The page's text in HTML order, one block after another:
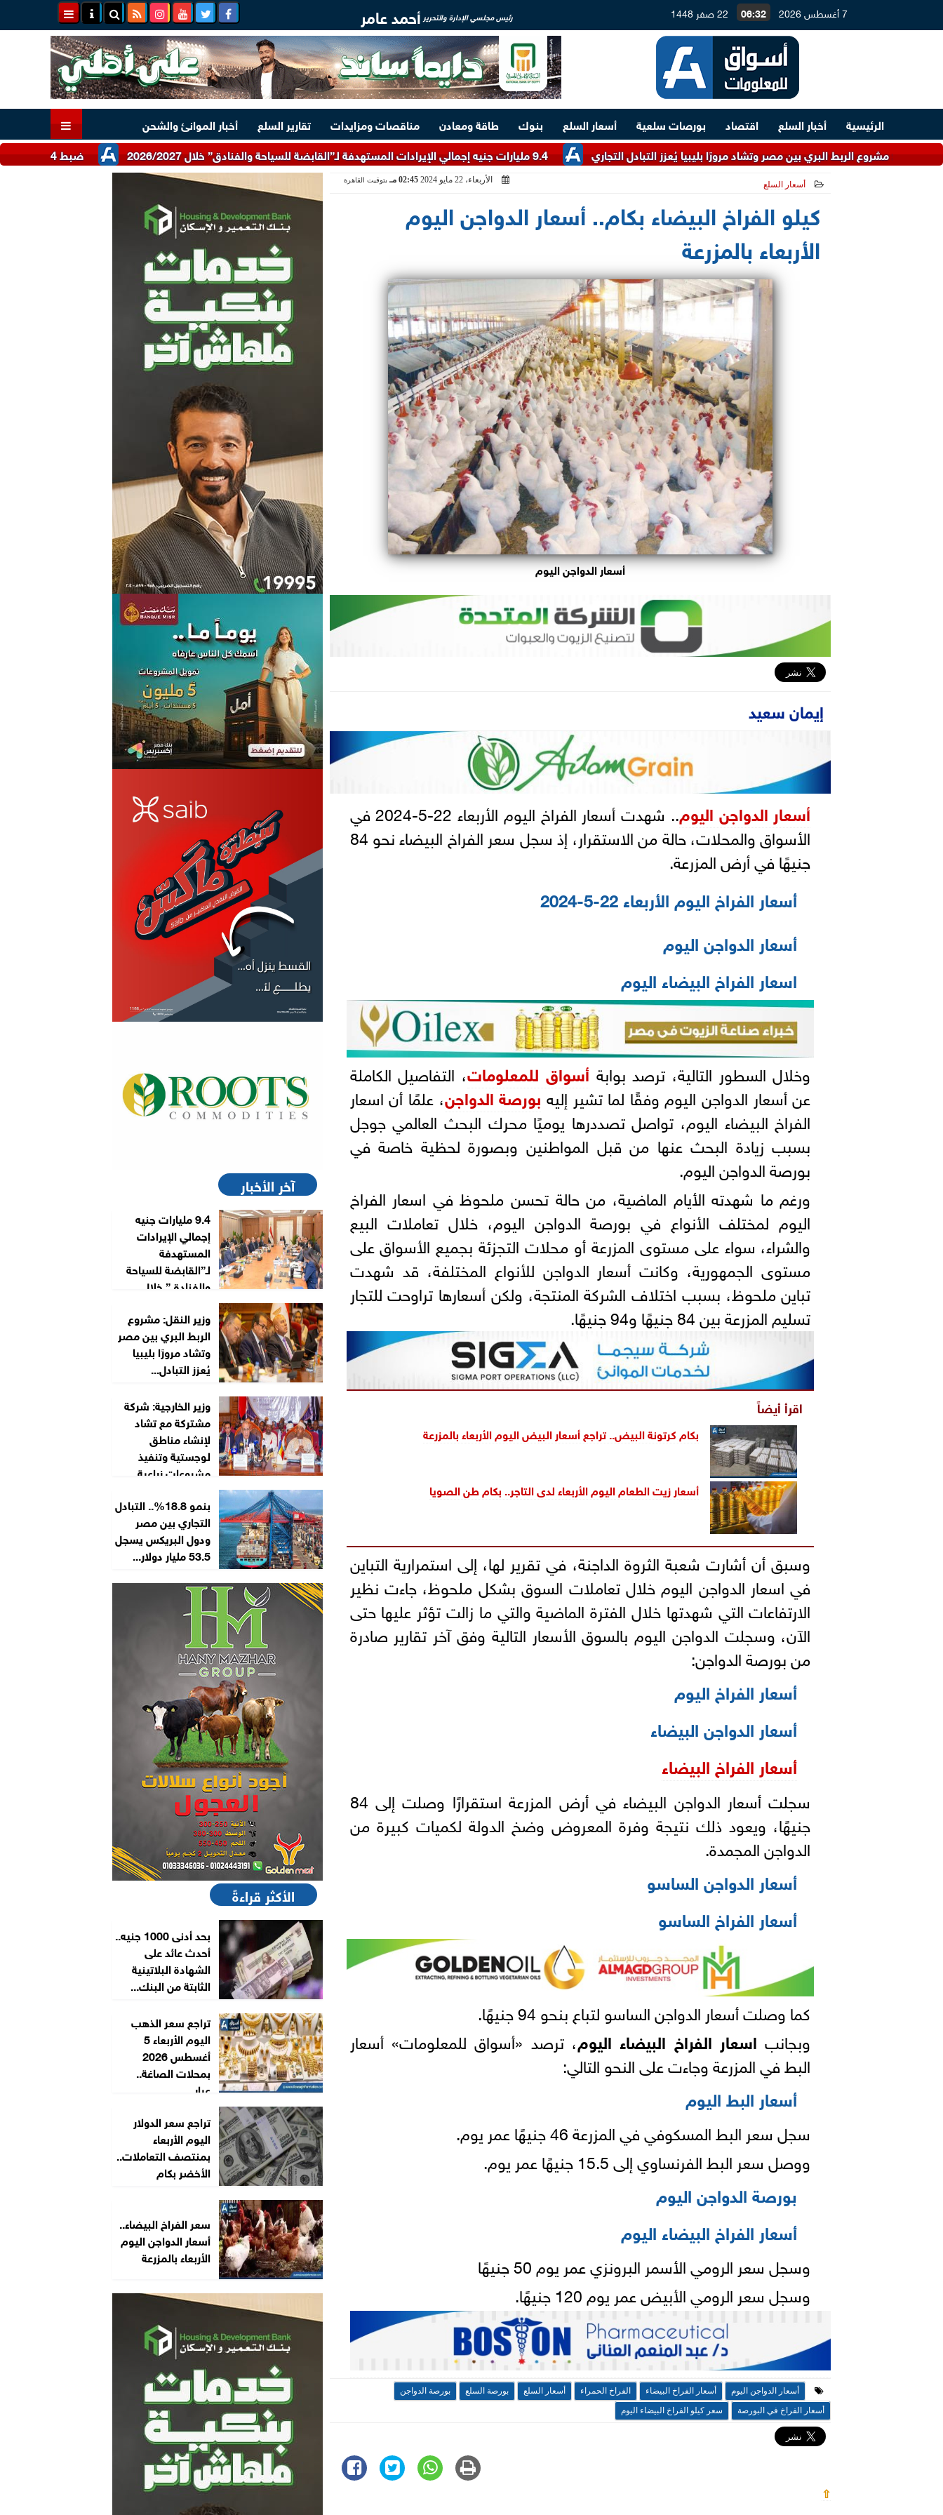
7 أغسطس 2026 06:32 22 صفر 1448 رئيس مجلسي الإدارة والتحرير أحمد عامر
الرئيسية أخبار السلع اقتصاد بورصات سلعية أسعار السلع بنوك طاقة ومعادن مناقصات ومزايدات تقارير السلع
أخبار الموانئ والشحن
ضبط 24 طن دقيق أبيض وبلدي مدعم عبر شرطة التموين
9.4 مليارات جنيه إجمالي الإيرادات المستهدفة لـ”القابضة للسياحة والفنادق” خلال 2026/2027 الربط البري بين مصر وتشاد مرورًا بليبيا يُعزز التبادل التجاري
أسعار السلع الأربعاء، 22 مايو 2024 02:45 مـ بتوقيت القاهرة
كيلو الفراخ البيضاء بكام.. أسعار الدواجن اليوم
الأربعاء بالمزرعة
أسعار الدواجن اليوم
إيمان سعيد
أسعار الدواجن اليوم
.. شهدت أسعار الفراخ اليوم الأربعاء 22-5-2024 في
الأسواق والمحلات، حالة من الاستقرار، إذ سجل سعر الفراخ البيضاء نحو 84
جنيهًا في أرض المزرعة.
أسعار الفراخ اليوم الأربعاء 22-5-2024
أسعار الدواجن اليوم
اسعار الفراخ البيضاء اليوم
وخلال السطور التالية، ترصد بوابة أسواق للمعلومات، التفاصيل الكاملة
عن أسعار الدواجن اليوم وفقًا لما تشير إليه بورصة الدواجن، علمًا أن اسعار
الفراخ البيضاء اليوم، تواصل تصددرها يوميًا محرك البحث العالمي جوجل
بسبب زيادة البحث عنها من قبل المواطنين وبصورة لحظية خاصة في
بورصة الدواجن اليوم.
ورغم ما شهدته الأيام الماضية، من حالة تحسن ملحوظ في اسعار الفراخ
اليوم لمختلف الأنواع في بورصة الدواجن اليوم، خلال تعاملات البيع
والشراء، سواء على مستوى المزرعة أو محلات التجزئة بجميع الأسواق على
مستوى الجمهورية، وكانت أسعار الدواجن للأنواع المختلفة، قد شهدت
تباين ملحوظ، بسبب اختلاف الشركة المنتجة، ولكن أسعارها تراوحت للتجار
تسليم المزرعة بين 84 جنيهًا و94 جنيهًا.
اقرأ أيضاً
بكام كرتونة البيض.. تراجع أسعار البيض اليوم الأربعاء بالمزرعة
أسعار زيت الطعام اليوم الأربعاء لدى التاجر.. بكام طن الصويا
وسبق أن أشارت شعبة الثروة الداجنة، في تقرير لها، إلى استمرارية التباين
في اسعار الدواجن اليوم خلال تعاملات السوق بشكل ملحوظ، جاءت نظير
الارتفاعات التي شهدتها خلال الفترة الماضية والتي ما زالت تؤثر عليها حتى
الآن، وسجلت الدواجن اليوم بالسوق الأسعار التالية وفق آخر تقارير صادرة
من بورصة الدواجن:
أسعار الفراخ اليوم
أسعار الدواجن البيضاء
أسعار الفراخ البيضاء
سجلت أسعار الدواجن البيضاء في أرض المزرعة استقرارًا وصلت إلى 84
جنيهًا، ويعود ذلك نتيجة وفرة المعروض وضخ الدولة لكميات كبيرة من
الدواجن المجمدة.
أسعار الدواجن الساسو
أسعار الفراخ الساسو
كما وصلت أسعار الدواجن الساسو لتباع بنحو 94 جنيهًا.
وبجانب اسعار الفراخ البيضاء اليوم، ترصد «أسواق للمعلومات» أسعار
البط في المزرعة وجاءت على النحو التالي:
أسعار البط اليوم
سجل سعر البط المسكوفي في المزرعة 46 جنيهًا عمر يوم.
ووصل سعر البط الفرنساوي إلى 15.5 جنيهًا عمر يوم.
بورصة الدواجن اليوم
أسعار الفراخ البيضاء اليوم
وسجل سعر الرومي الأسمر البرونزي عمر يوم 50 جنيهًا
وسجل سعر الرومي الأبيض عمر يوم 120 جنيهًا.
أسعار الدواجن اليوم أسعار الفراخ البيضاء الفراخ الحمراء أسعار السلع بورصة السلع
بورصة الدواجن
أسعار الفراخ في البورصة
سعر كيلو الفراخ البيضاء اليوم
⇧
آخر الأخبار
9.4 مليارات جنيه
إجمالي الإيرادات
المستهدفة
لـ”القابضة للسياحة
والفنادق” خلال
وزير النقل: مشروع
الربط البري بين مصر
وتشاد مرورًا بليبيا
يُعزز التبادل...
وزير الخارجية: شركة
مشتركة مع تشاد
لإنشاء مناطق
لوجستية وتنفيذ
مشروعات زراعية...
بنمو 18.8%.. التبادل
التجاري بين مصر
ودول البريكس يسجل
53.5 مليار دولار...
الأكثر قراءةً
بحد أدنى 1000 جنيه..
أحدث عائد على
الشهادة البلاتينية
الثابتة من البنك...
تراجع سعر الذهب
اليوم الأربعاء 5
أغسطس 2026
بمحلات الصاغة..
عيار...
تراجع سعر الدولار
اليوم الأربعاء
بمنتصف التعاملات..
الأخضر بكام
سعر الفراخ البيضاء..
أسعار الدواجن اليوم
الأربعاء بالمزرعة